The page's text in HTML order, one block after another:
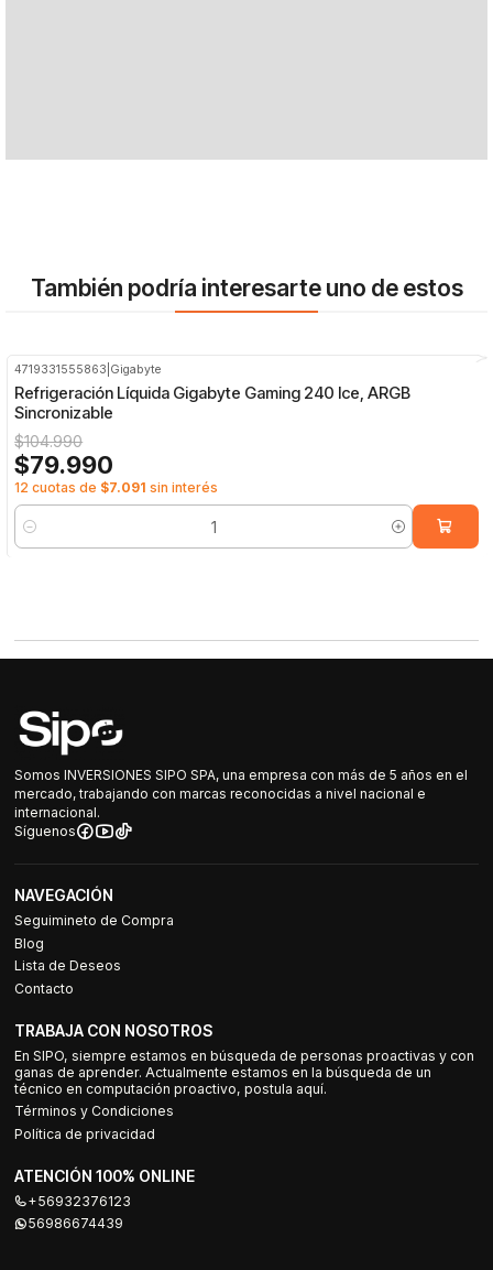
También podría interesarte uno de estos
4719331555863 Gigabyte
Refrigeración Líquida Gigabyte Gaming 240 Ice, ARGB
Sincronizable
$104.990
$79.990
12 cuotas de $7.091 sin interés
Cantidad
Somos INVERSIONES SIPO SPA, una empresa con más de 5 años en el
mercado, trabajando con marcas reconocidas a nivel nacional e
internacional.
Síguenos
NAVEGACIÓN
Seguimineto de Compra
Blog
Lista de Deseos
Contacto
TRABAJA CON NOSOTROS
En SIPO, siempre estamos en búsqueda de personas proactivas y con
ganas de aprender. Actualmente estamos en la búsqueda de un
técnico en computación proactivo, postula aquí.
Términos y Condiciones
Política de privacidad
ATENCIÓN 100% ONLINE
+56932376123
56986674439